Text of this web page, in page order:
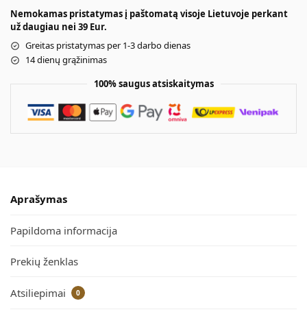
Nemokamas pristatymas į paštomatą visoje Lietuvoje perkant
už daugiau nei 39 Eur.
Greitas pristatymas per 1-3 darbo dienas
14 dienų grąžinimas
100% saugus atsiskaitymas
Aprašymas
Papildoma informacija
Prekių ženklas
Atsiliepimai 0